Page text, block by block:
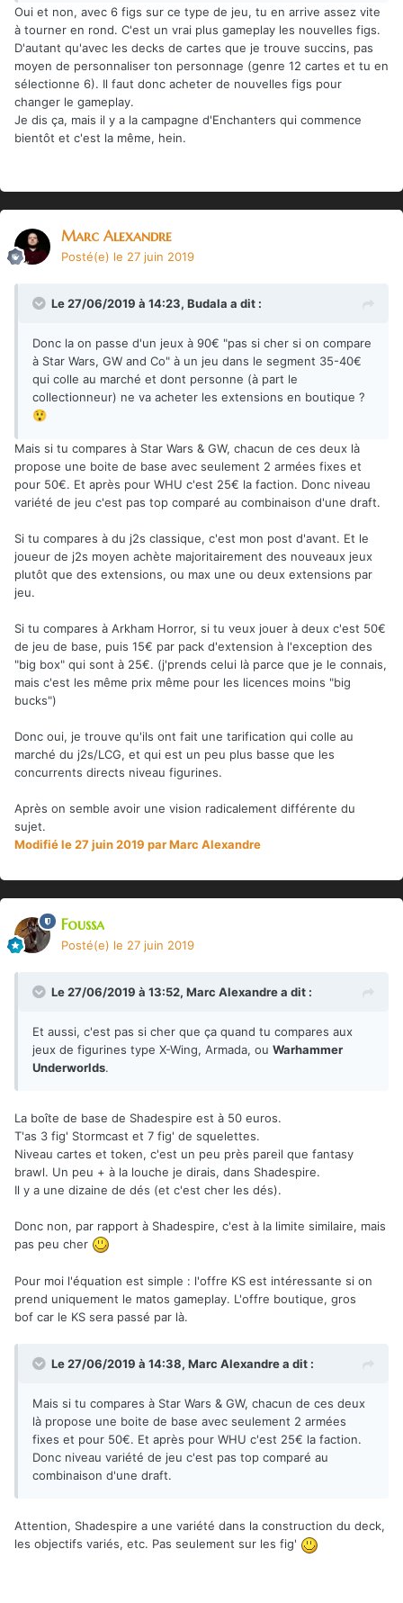
Oui et non, avec 6 figs sur ce type de jeu, tu en arrive assez vite
à tourner en rond. C'est un vrai plus gameplay les nouvelles figs.
D'autant qu'avec les decks de cartes que je trouve succins, pas
moyen de personnaliser ton personnage (genre 12 cartes et tu en
sélectionne 6). Il faut donc acheter de nouvelles figs pour
changer le gameplay.
Je dis ça, mais il y a la campagne d'Enchanters qui commence
bientôt et c'est la même, hein.
Marc Alexandre
Posté(e) le 27 juin 2019
Le 27/06/2019 à 14:23, Budala a dit :
Donc la on passe d'un jeux à 90€ "pas si cher si on compare
à Star Wars, GW and Co" à un jeu dans le segment 35-40€
qui colle au marché et dont personne (à part le
collectionneur) ne va acheter les extensions en boutique ?
😲
Mais si tu compares à Star Wars & GW, chacun de ces deux là
propose une boite de base avec seulement 2 armées fixes et
pour 50€. Et après pour WHU c'est 25€ la faction. Donc niveau
variété de jeu c'est pas top comparé au combinaison d'une draft.
Si tu compares à du j2s classique, c'est mon post d'avant. Et le
joueur de j2s moyen achète majoritairement des nouveaux jeux
plutôt que des extensions, ou max une ou deux extensions par
jeu.
Si tu compares à Arkham Horror, si tu veux jouer à deux c'est 50€
de jeu de base, puis 15€ par pack d'extension à l'exception des
"big box" qui sont à 25€. (j'prends celui là parce que je le connais,
mais c'est les même prix même pour les licences moins "big
bucks")
Donc oui, je trouve qu'ils ont fait une tarification qui colle au
marché du j2s/LCG, et qui est un peu plus basse que les
concurrents directs niveau figurines.
Après on semble avoir une vision radicalement différente du
sujet.
Modifiéle 27 juin 2019 par Marc Alexandre
Foussa
Posté(e) le 27 juin 2019
Le 27/06/2019 à 13:52, Marc Alexandrea dit :
Et aussi, c'est pas si cher que ça quand tu compares aux
jeux de figurines type X-Wing, Armada, ou Warhammer
Underworlds.
La boîte de base de Shadespire est à 50 euros.
T'as 3 fig' Stormcast et 7 fig' de squelettes.
Niveau cartes et token, c'est un peu près pareil que fantasy
brawl. Un peu + à la louche je dirais, dans Shadespire.
Il y a une dizaine de dés (et c'est cher les dés).
Donc non, par rapport à Shadespire, c'est à la limite similaire, mais
pas peu cher
Pour moi l'équation est simple : l'offre KS est intéressante si on
prend uniquement le matos gameplay. L'offre boutique, gros
bof car le KS sera passé par là.
Le 27/06/2019 à 14:38, Marc Alexandrea dit :
Mais si tu compares à Star Wars & GW, chacun de ces deux
là propose une boite de base avec seulement 2 armées
fixes et pour 50€. Et après pour WHU c'est 25€ la faction.
Donc niveau variété de jeu c'est pas top comparé au
combinaison d'une draft.
Attention, Shadespire a une variété dans la construction du deck,
les objectifs variés, etc. Pas seulement sur les fig'